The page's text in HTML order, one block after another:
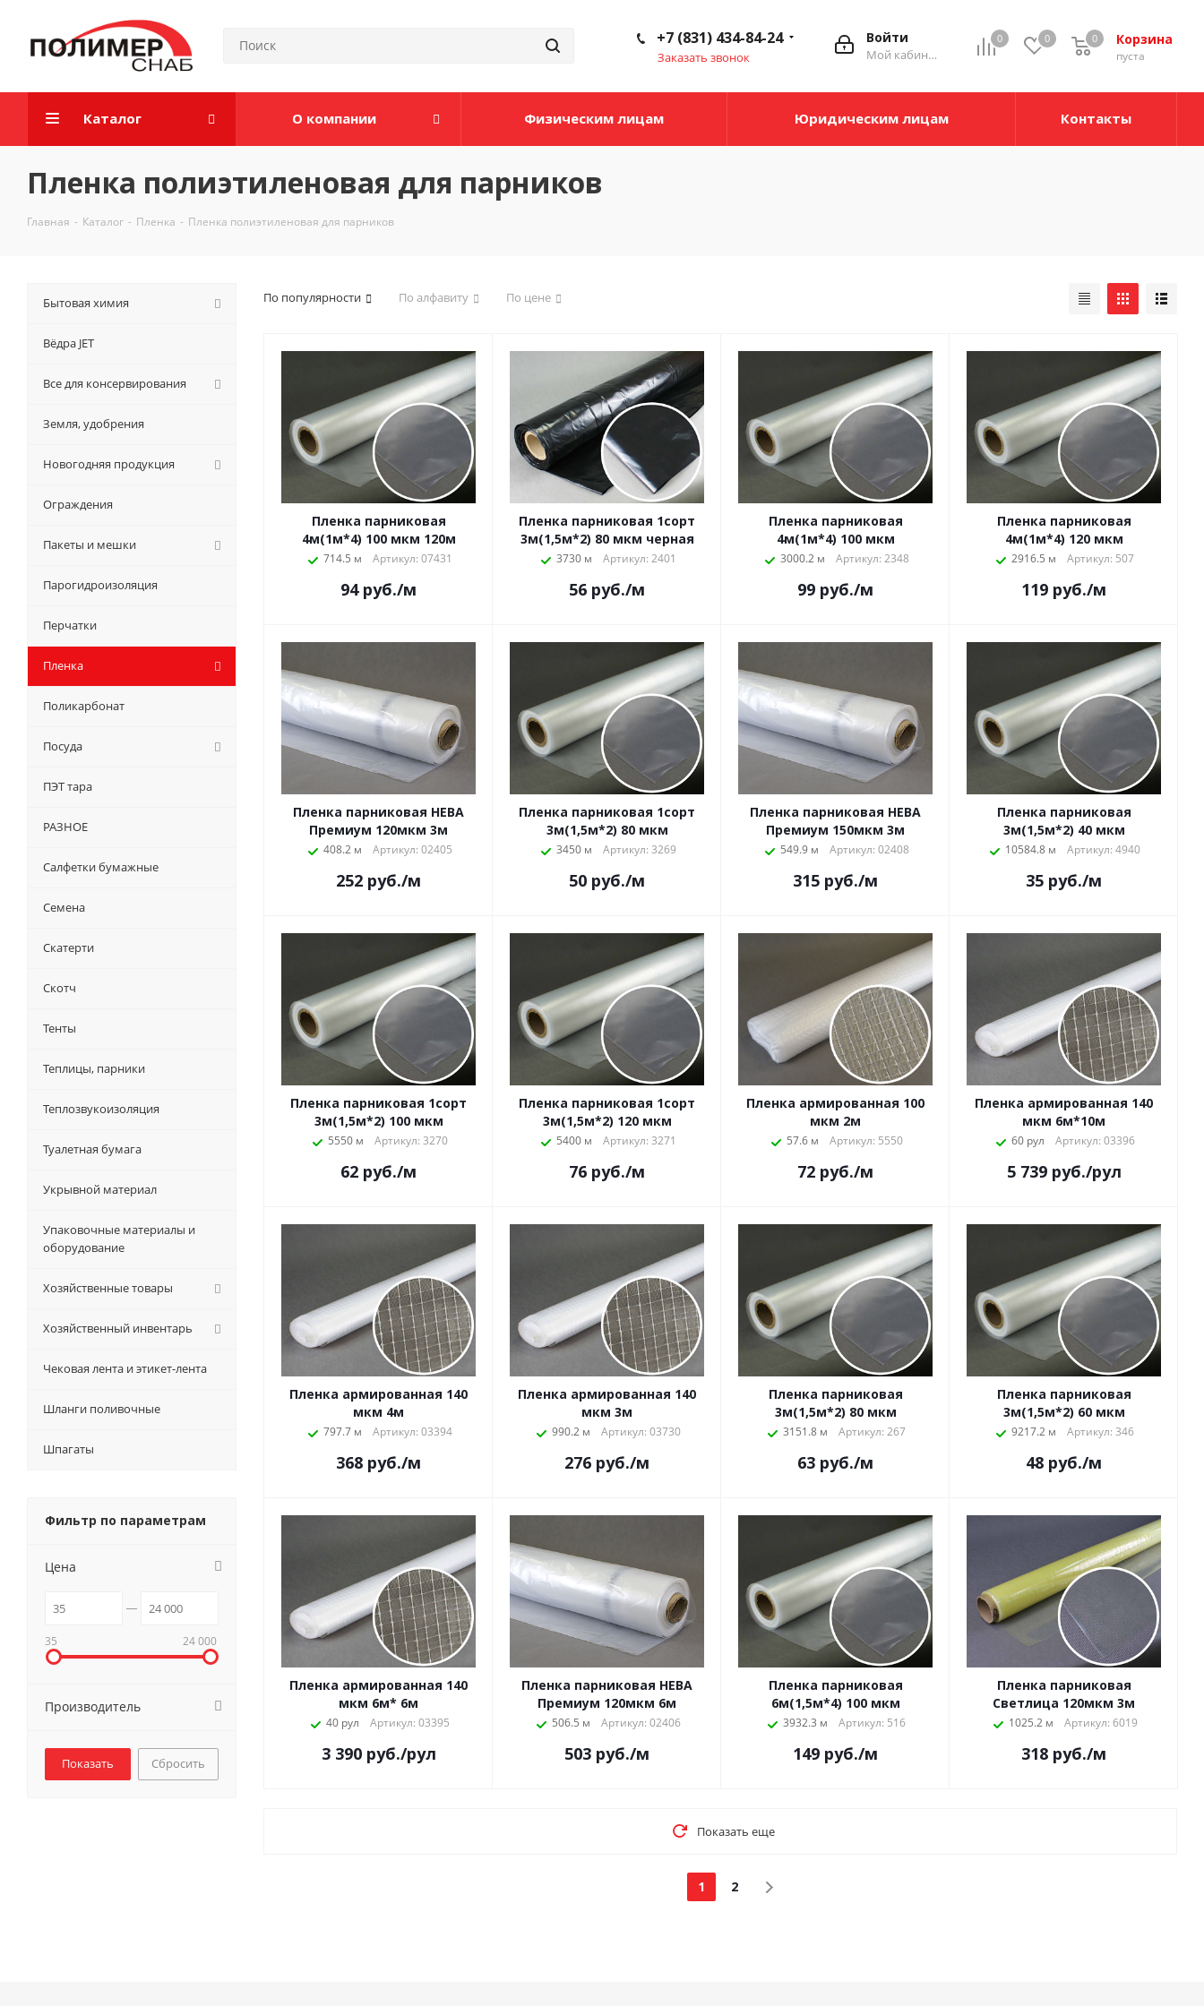
0 0 Корзина
пуста
0
Войти
Мой кабинет
+7 (831) 434-84-24
Заказать звонок
Каталог О компании Физическим лицам Юридическим лицам Контакты
Пленка полиэтиленовая для парников
Главная - Каталог - Пленка - Пленка полиэтиленовая для парников
По популярности По алфавиту По цене
Пленка парниковая
4м(1м*4) 100 мкм 120м
714.5 м Артикул: 07431
94руб./м
Пленка парниковая 1сорт
3м(1,5м*2) 80 мкм черная
3730 м Артикул: 2401
56 руб./м
Пленка парниковая
4м(1м*4) 100 мкм
3000.2 м Артикул: 2348
99 руб./м
Пленка парниковая
4м(1м*4) 120 мкм
2916.5 м Артикул: 507
119 руб./м
Пленка парниковая НЕВА
Премиум 120мкм 3м
408.2 м Артикул: 02405
252 руб./м
Пленка парниковая 1сорт
3м(1,5м*2) 80 мкм
3450 м Артикул: 3269
50 руб./м
Пленка парниковая НЕВА
Премиум 150мкм 3м
549.9 м Артикул: 02408
315 руб./м
Пленка парниковая
3м(1,5м*2) 40 мкм
10584.8 м Артикул: 4940
35 руб./м
Пленка парниковая 1сорт
3м(1,5м*2) 100 мкм
5550 м Артикул: 3270
62 руб./м
Пленка парниковая 1сорт
3м(1,5м*2) 120 мкм
5400 м Артикул: 3271
76 руб./м
Пленка армированная 100
мкм 2м
57.6 м Артикул: 5550
72 руб./м
Пленка армированная 140
мкм 6м*10м
60 рул Артикул: 03396
5 739руб./рул
Пленка армированная 140
мкм 4м
797.7 м Артикул: 03394
368 руб./м
Пленка армированная 140
мкм 3м
990.2 м Артикул: 03730
276 руб./м
Пленка парниковая
3м(1,5м*2) 80 мкм
3151.8 м Артикул: 267
63 руб./м
Пленка парниковая
3м(1,5м*2) 60 мкм
9217.2 м Артикул: 346
48 руб./м
Пленка армированная 140
мкм 6м* 6м
40 рул Артикул: 03395
3 390руб./рул
Пленка парниковая НЕВА
Премиум 120мкм 6м
506.5 м Артикул: 02406
503 руб./м
Пленка парниковая
6м(1,5м*4) 100 мкм
3932.3 м Артикул: 516
149 руб./м
Пленка парниковая
Светлица 120мкм 3м
1025.2 м Артикул: 6019
318 руб./м
Показать еще
1 2
Бытовая химия
Вёдра JET
Все для консервирования
Земля, удобрения
Новогодняя продукция
Ограждения
Пакеты и мешки
Парогидроизоляция
Перчатки
Пленка
Поликарбонат
Посуда
ПЭТ тара
РАЗНОЕ
Салфетки бумажные
Семена
Скатерти
Скотч
Тенты
Теплицы, парники
Теплозвукоизоляция
Туалетная бумага
Укрывной материал
Упаковочные материалы и
оборудование
Хозяйственные товары
Хозяйственный инвентарь
Чековая лента и этикет-лента
Шланги поливочные
Шпагаты
Фильтр по параметрам
Цена
35 24 000
Производитель
Сбросить